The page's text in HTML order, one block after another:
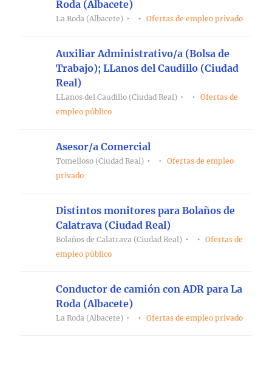
Roda (Albacete)
La Roda (Albacete) Ofertas de empleo privado
Auxiliar Administrativo/a (Bolsa de
Trabajo); LLanos del Caudillo (Ciudad
Real)
LLanos del Caudillo (Ciudad Real)
Ofertas de
empleo público
Asesor/a Comercial
Tomelloso (Ciudad Real)
Ofertas de empleo
privado
Distintos monitores para Bolaños de
Calatrava (Ciudad Real)
Bolaños de Calatrava (Ciudad Real)
Ofertas de
empleo público
Conductor de camión con ADR para La
Roda (Albacete)
La Roda (Albacete) Ofertas de empleo privado